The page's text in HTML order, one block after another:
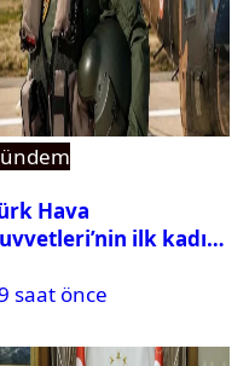
Hava
ilk kadın
hakkında
çıktı
saat önce